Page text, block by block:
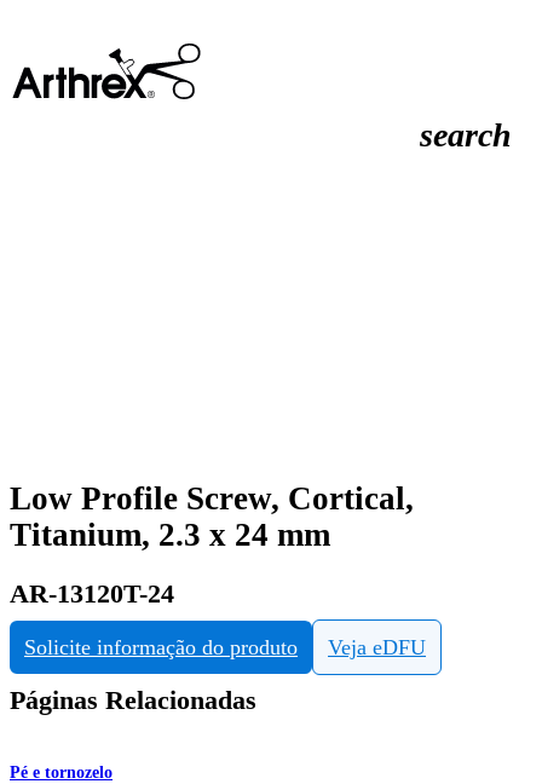
search
Low Profile Screw, Cortical,
Titanium, 2.3 x 24 mm
AR-13120T-24
Solicite informação do produto Veja eDFU
Páginas Relacionadas
Pé e tornozelo